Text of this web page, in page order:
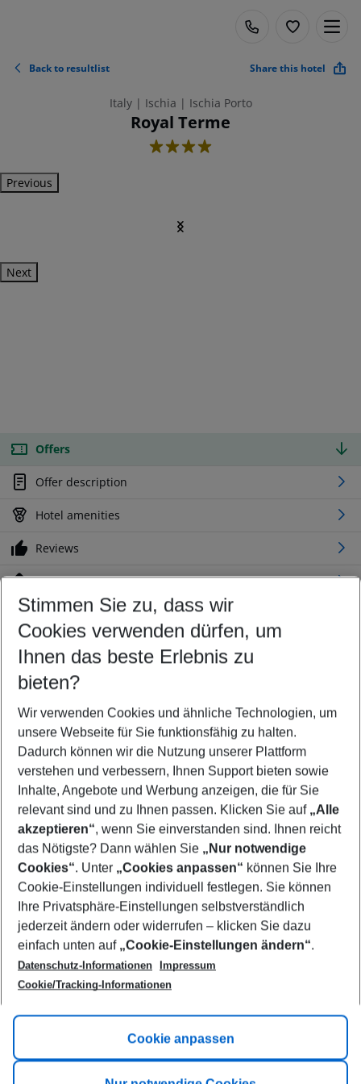
Back to resultlist Share this hotel
Italy | Ischia | Ischia Porto
Royal Terme
4
Previous
Next
Offers
Offer description
Hotel amenities
Reviews
Location
Customize your offer
Find the perfect deal which suits your best
Your departure airport
Any airport
Select your date range
11/08/26–09/08/27 5-8 nights
Who will travel
2 adults No children
Show more filter
Footer
Footer navigation
Title A
Link A
Stimmen Sie zu, dass wir
Cookies verwenden dürfen, um
Ihnen das beste Erlebnis zu
bieten?
Wir verwenden Cookies und ähnliche Technologien, um
unsere Webseite für Sie funktionsfähig zu halten.
Dadurch können wir die Nutzung unserer Plattform
verstehen und verbessern, Ihnen Support bieten sowie
Inhalte, Angebote und Werbung anzeigen, die für Sie
relevant sind und zu Ihnen passen. Klicken Sie auf „Alle
akzeptieren“, wenn Sie einverstanden sind. Ihnen reicht
das Nötigste? Dann wählen Sie „Nur notwendige
Cookies“. Unter „Cookies anpassen“ können Sie Ihre
Cookie-Einstellungen individuell festlegen. Sie können
Ihre Privatsphäre-Einstellungen selbstverständlich
jederzeit ändern oder widerrufen – klicken Sie dazu
einfach unten auf „Cookie-Einstellungen ändern“.
Datenschutz-Informationen
Impressum
Cookie/Tracking-Informationen
Cookie anpassen